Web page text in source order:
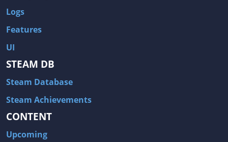
Logs
Features
UI
STEAM DB
Steam Database
Steam Achievements
CONTENT
Upcoming